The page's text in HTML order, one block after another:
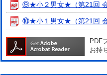
⑨★小２男女★（第21回 会
⑩★小１男女★（第21回 会
PDF
お持